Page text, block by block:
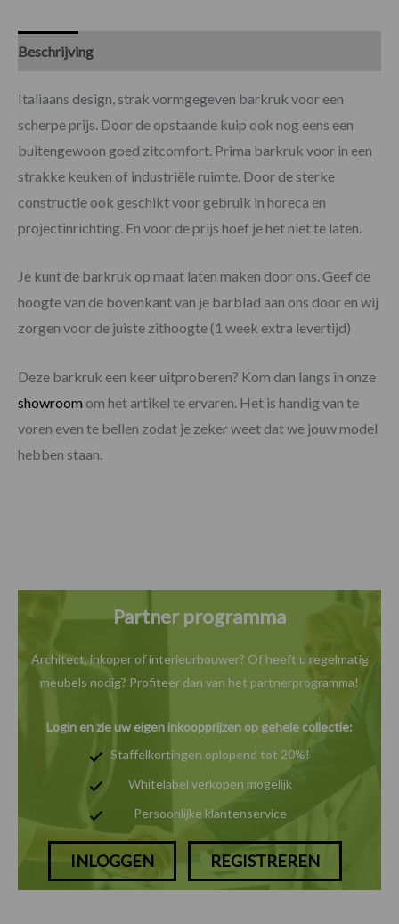
Beschrijving
Italiaans design, strak vormgegeven barkruk voor een
scherpe prijs. Door de opstaande kuip ook nog eens een
buitengewoon goed zitcomfort. Prima barkruk voor in een
strakke keuken of industriële ruimte. Door de sterke
constructie ook geschikt voor gebruik in horeca en
projectinrichting. En voor de prijs hoef je het niet te laten.
Je kunt de barkruk op maat laten maken door ons. Geef de
hoogte van de bovenkant van je barblad aan ons door en wij
zorgen voor de juiste zithoogte (1 week extra levertijd)
Deze barkruk een keer uitproberen? Kom dan langs in onze
showroom om het artikel te ervaren. Het is handig van te
voren even te bellen zodat je zeker weet dat we jouw model
hebben staan.
Partner programma
Architect, inkoper of interieurbouwer? Of heeft u regelmatig
meubels nodig? Profiteer dan van het partnerprogramma!
Login en zie uw eigen inkoopprijzen op gehele collectie:
Staffelkortingen oplopend tot 20%!
Whitelabel verkopen mogelijk
Persoonlijke klantenservice
INLOGGEN REGISTREREN